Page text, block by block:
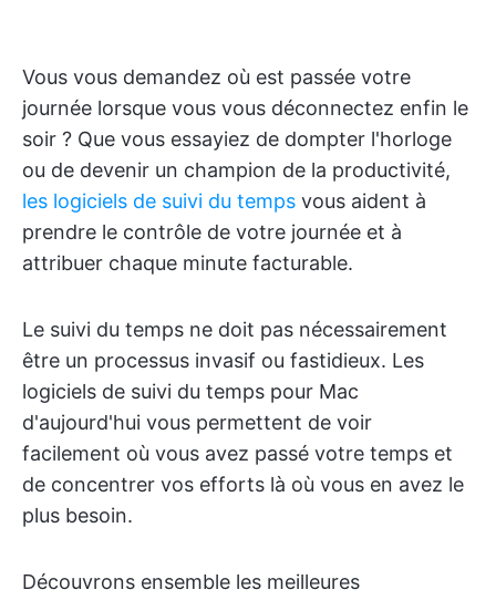
Vous vous demandez où est passée votre
journée lorsque vous vous déconnectez enfin le
soir ? Que vous essayiez de dompter l'horloge
ou de devenir un champion de la productivité,
les logiciels de suivi du temps vous aident à
prendre le contrôle de votre journée et à
attribuer chaque minute facturable.
Le suivi du temps ne doit pas nécessairement
être un processus invasif ou fastidieux. Les
logiciels de suivi du temps pour Mac
d'aujourd'hui vous permettent de voir
facilement où vous avez passé votre temps et
de concentrer vos efforts là où vous en avez le
plus besoin.
Découvrons ensemble les meilleures